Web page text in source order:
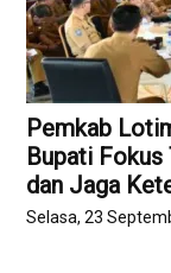
Pemkab
Bupati Fokus
dan Jaga
Selasa, 23